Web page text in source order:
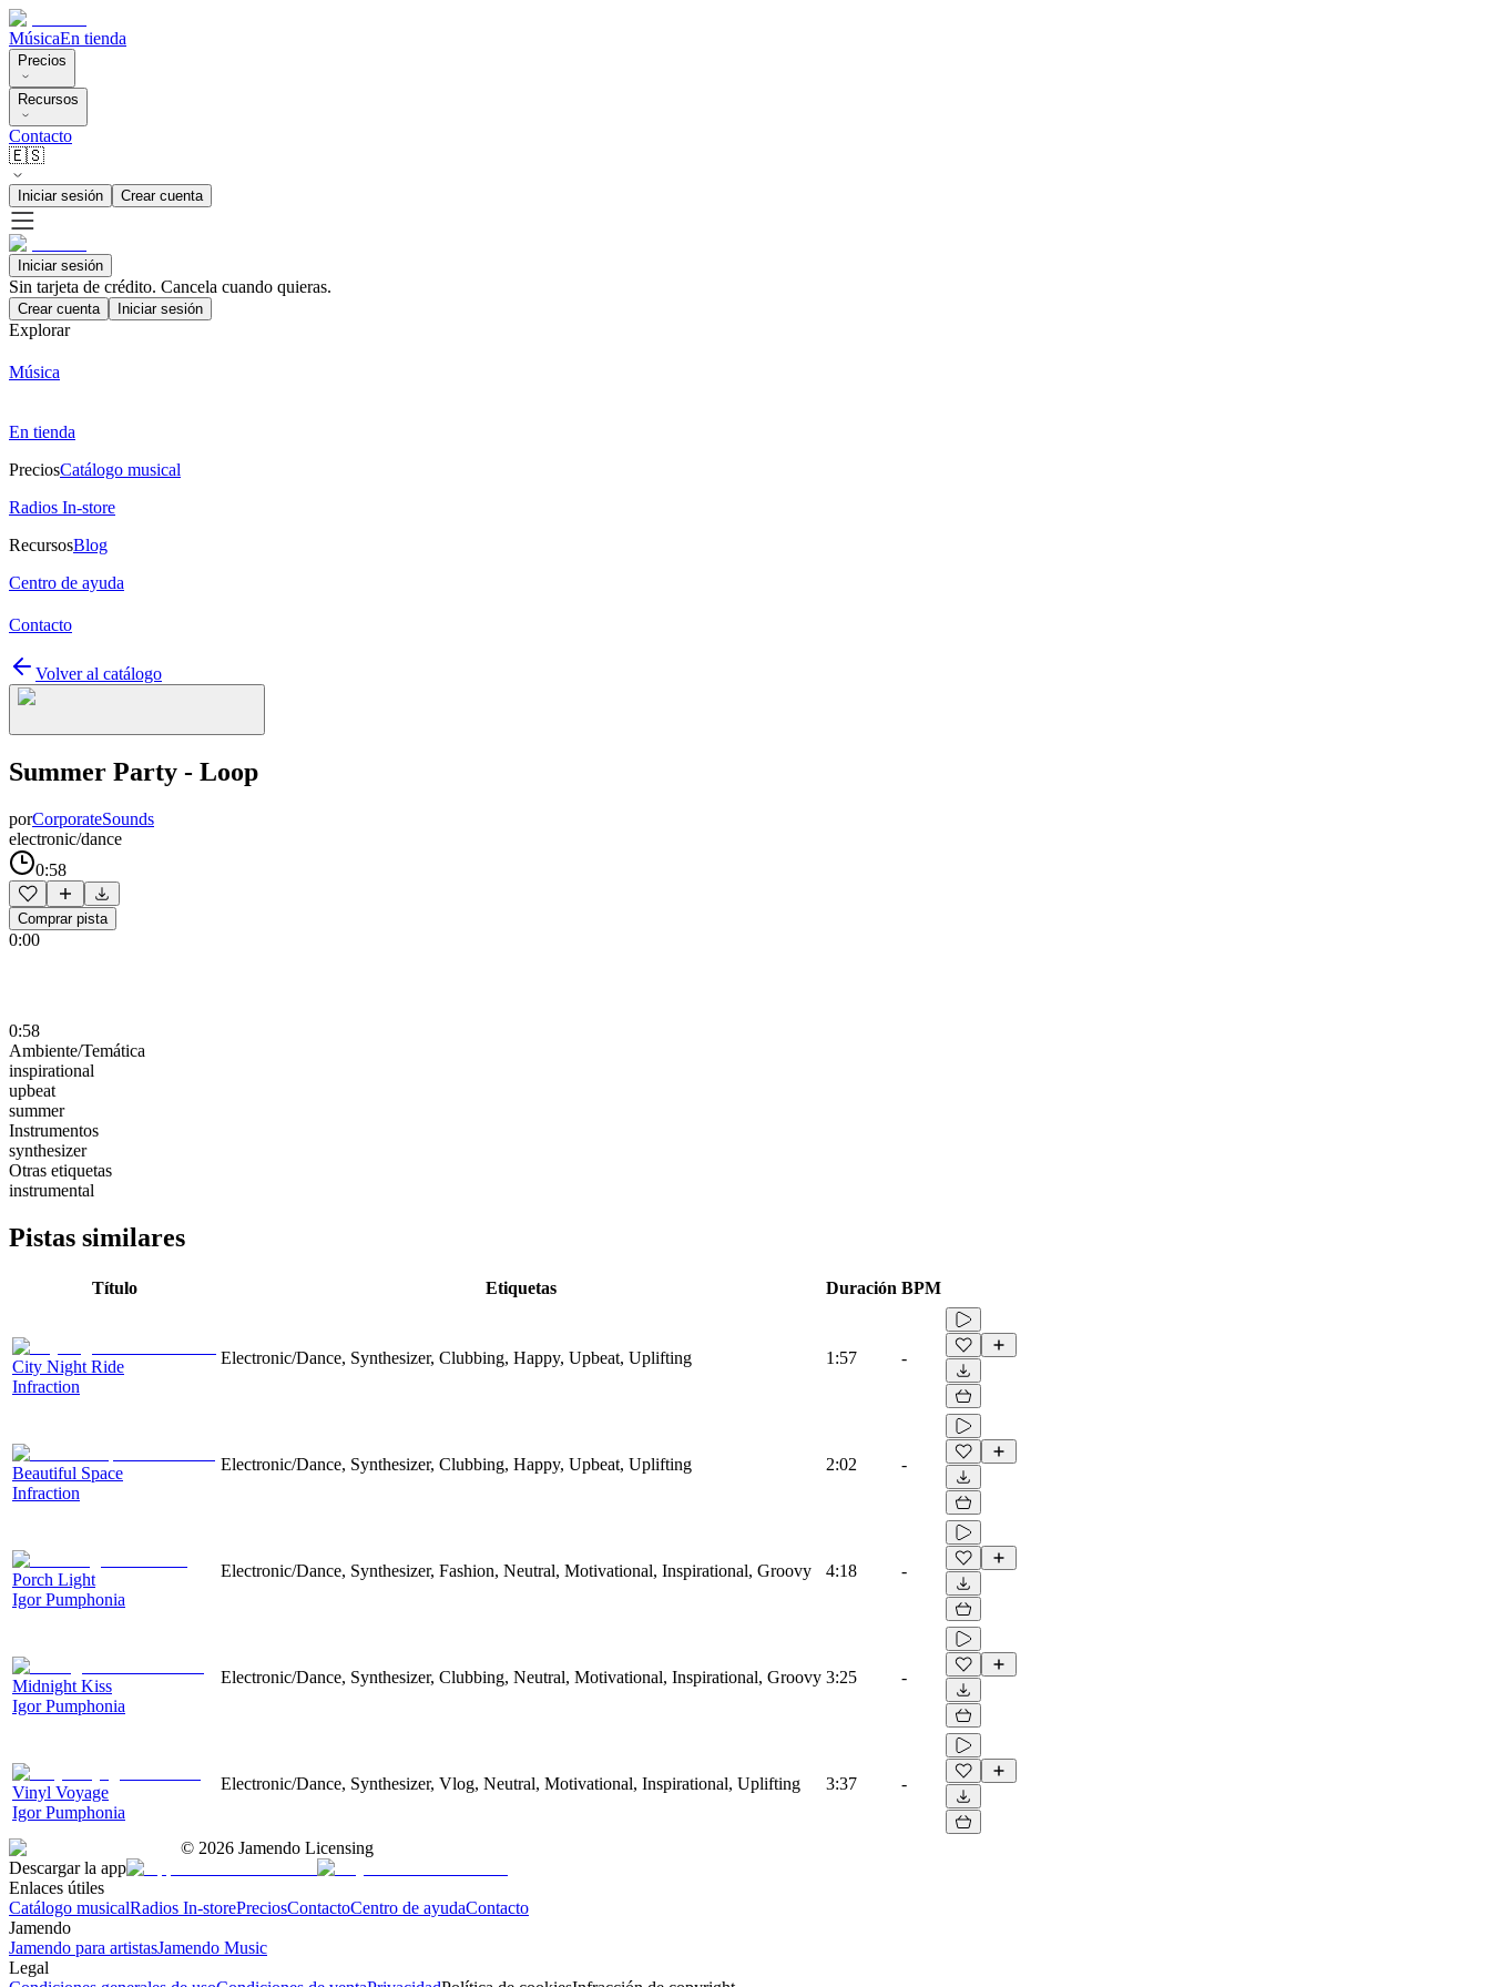
MúsicaEn tienda
Precios
Recursos
Contacto
🇪🇸
Iniciar sesión Crear cuenta
Iniciar sesión
Sin tarjeta de crédito. Cancela cuando quieras.
Crear cuenta Iniciar sesión
Explorar
Música
En tienda
PreciosCatálogo musical
Radios In-store
RecursosBlog
Centro de ayuda
Contacto
Volver al catálogo
Summer Party - Loop
porCorporateSounds
electronic/dance
0:58
Comprar pista
0:00
0:58
Ambiente/Temática
inspirational
upbeat
summer
Instrumentos
synthesizer
Otras etiquetas
instrumental
Pistas similares
Título Etiquetas Duración BPM
City Night Ride
Infraction
Electronic/Dance, Synthesizer, Clubbing, Happy, Upbeat, Uplifting 1:57 -
Beautiful Space
Infraction
Electronic/Dance, Synthesizer, Clubbing, Happy, Upbeat, Uplifting 2:02 -
Porch Light
Igor Pumphonia
Electronic/Dance, Synthesizer, Fashion, Neutral, Motivational, Inspirational, Groovy 4:18 -
Midnight Kiss
Igor Pumphonia
Electronic/Dance, Synthesizer, Clubbing, Neutral, Motivational, Inspirational, Groovy 3:25 -
Vinyl Voyage
Igor Pumphonia
Electronic/Dance, Synthesizer, Vlog, Neutral, Motivational, Inspirational, Uplifting 3:37 -
© 2026 Jamendo Licensing
Descargar la app
Enlaces útiles
Catálogo musicalRadios In-storePreciosContactoCentro de ayudaContacto
Jamendo
Jamendo para artistasJamendo Music
Legal